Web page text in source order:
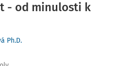
- od minulosti k
Ph.D.